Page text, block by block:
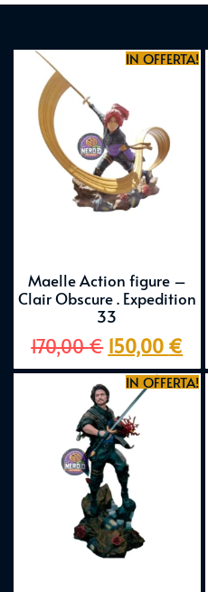
IN OFFERTA!
Maelle Action figure –
Clair Obscure . Expedition
33
170,00€ 150,00 €
IN OFFERTA!